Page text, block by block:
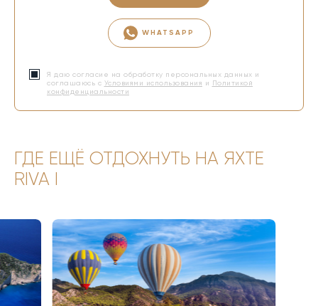
WHATSAPP
Я даю согласие на обработку персональных данных и
соглашаюсь с Условиями использования и Политикой
конфиденциальности
ГДЕ ЕЩЁ ОТДОХНУТЬ НА ЯХТЕ
RIVA I